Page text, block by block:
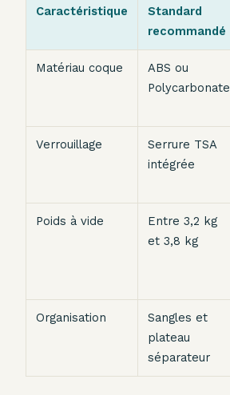
Caractéristique
Standard
recommandé
Matériau coque
ABS ou
Polycarbonate
Verrouillage
Serrure TSA
intégrée
Poids à vide
Entre 3,2 kg
et 3,8 kg
Organisation
Sangles et
plateau
séparateur